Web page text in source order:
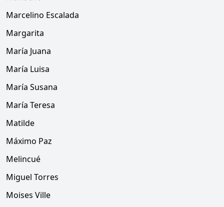
Marcelino Escalada
Margarita
María Juana
María Luisa
María Susana
María Teresa
Matilde
Máximo Paz
Melincué
Miguel Torres
Moises Ville